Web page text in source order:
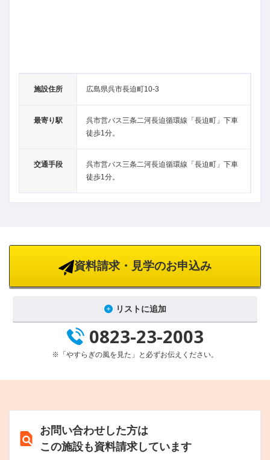
施設住所 広島県呉市長迫町10-3
最寄り駅
呉市営バス三条二河長迫循環線「長迫町」下車
徒歩1分。
交通手段
呉市営バス三条二河長迫循環線「長迫町」下車
徒歩1分。
資料請求・見学のお申込み
リストに追加
0823-23-2003
※「やすらぎの風を見た」と必ずお伝えください。
お問い合わせした方は
この施設も資料請求しています